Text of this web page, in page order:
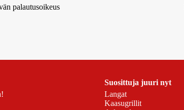
palautusoikeus
Suosittuja juuri nyt
Langat
Kaasugrillit